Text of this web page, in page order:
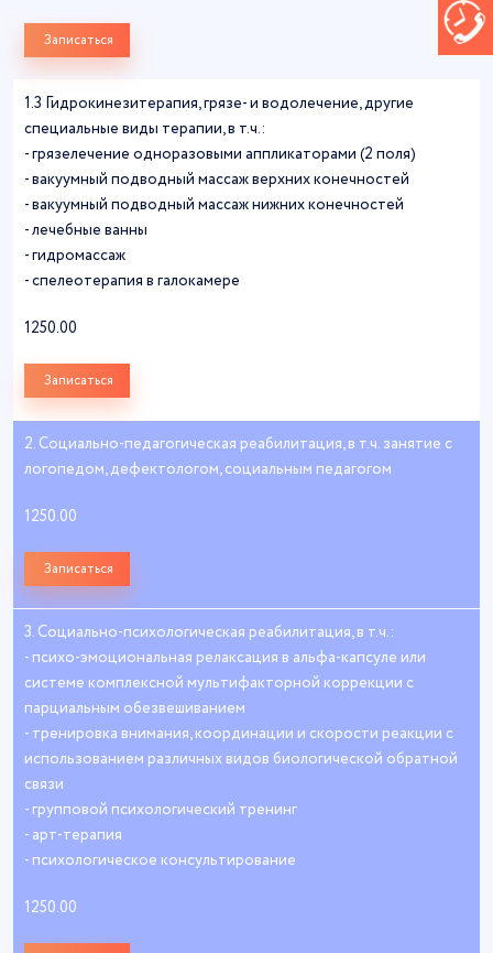
Записаться
1.3 Гидрокинезитерапия, грязе- и водолечение, другие
специальные виды терапии, в т.ч.:
- грязелечение одноразовыми аппликаторами (2 поля)
- вакуумный подводный массаж верхних конечностей
- вакуумный подводный массаж нижних конечностей
- лечебные ванны
- гидромассаж
- спелеотерапия в галокамере
1250.00
Записаться
2. Социально-педагогическая реабилитация, в т.ч. занятие с
логопедом, дефектологом, социальным педагогом
1250.00
Записаться
3. Социально-психологическая реабилитация, в т.ч.:
- психо-эмоциональная релаксация в альфа-капсуле или
системе комплексной мультифакторной коррекции с
парциальным обезвешиванием
- тренировка внимания, координации и скорости реакции с
использованием различных видов биологической обратной
связи
- групповой психологический тренинг
- арт-терапия
- психологическое консультирование
1250.00